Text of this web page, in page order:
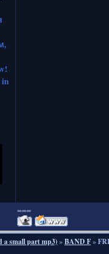
in
===
a small part mp3)»BAND F»